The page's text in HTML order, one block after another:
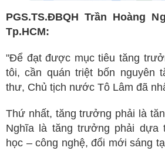
PGS.TS.ĐBQH Trần Hoàng
Tp.HCM:
"Để đạt được mục tiêu tăng
tôi, cần quán triệt bốn nguyên
thư, Chủ tịch nước Tô Lâm đã
Thứ nhất, tăng trưởng phải là
Nghĩa là tăng trưởng phải dựa
học – công nghệ, đổi mới sáng